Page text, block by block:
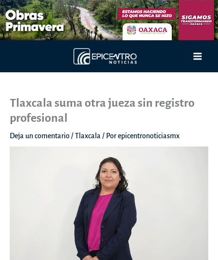
Ir
al
contenido
Tlaxcala suma otra jueza sin registro
profesional
Deja un comentario/Tlaxcala / Porepicentronoticiasmx